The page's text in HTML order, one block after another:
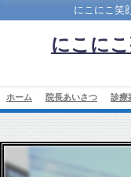
にこにこ笑
にこに
ホーム 院長あいさつ 診療